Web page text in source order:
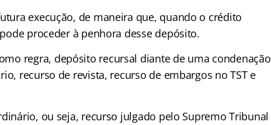
execução, de maneira que, quando o crédito
proceder à penhora desse depósito.
regra, depósito recursal diante de uma condenação
recurso de revista, recurso de embargos no TST e
ou seja, recurso julgado pelo Supremo Tribunal